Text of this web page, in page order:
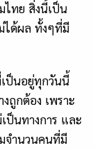
ไทย สิ่งนี้เป็น
ได้ผล ทั้งๆที่มี
ป็นอยู่ทุกวันนี้
ถูกต้อง เพราะ
ป็นทางการ และ
จำนวนคนที่มี